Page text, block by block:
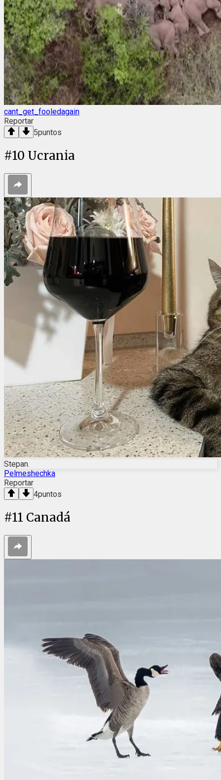
cant_get_fooledagain
Reportar
5puntos
#10 Ucrania
Stepan.
Pelmeshechka
Reportar
4puntos
#11 Canadá